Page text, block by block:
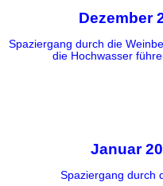
Dezember
Spaziergang durch die
die Hochwasser
Januar
Spaziergang durch